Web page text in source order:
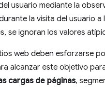
usuario mediante la
la visita del usuario a
se ignoran los valores
web deben esforzarse
alcanzar este objetivo
cargas de páginas,